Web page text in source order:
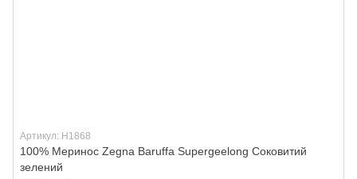
Артикул: H1868
100% Меринос Zegna Baruffa Supergeelong Соковитий
зелений